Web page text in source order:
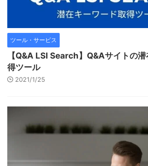
ツール・サービス
【Q&A LSI Search】Q&Aサイトの
得ツール
2021/1/25